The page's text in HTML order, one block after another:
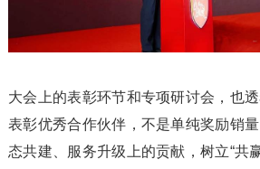
大会上的表彰环节和专项研讨会，也
表彰优秀合作伙伴，不是单纯奖励销
态共建、服务升级上的贡献，树立“共